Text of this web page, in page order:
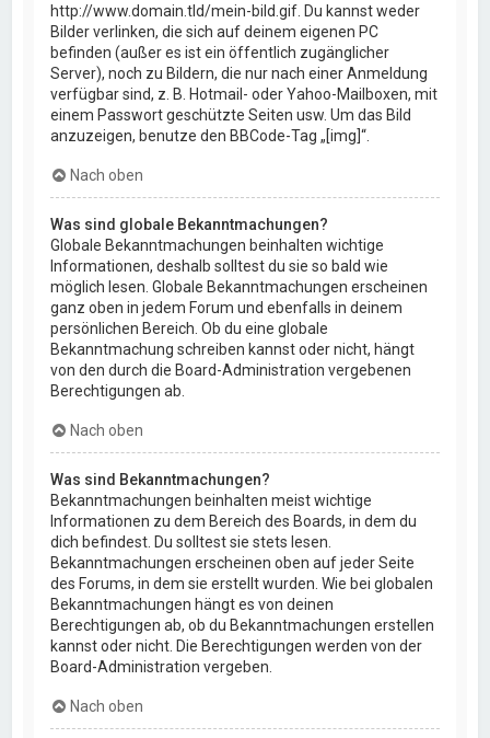
http://www.domain.tld/mein-bild.gif. Du kannst weder
Bilder verlinken, die sich auf deinem eigenen PC
befinden (außer es ist ein öffentlich zugänglicher
Server), noch zu Bildern, die nur nach einer Anmeldung
verfügbar sind, z. B. Hotmail- oder Yahoo-Mailboxen, mit
einem Passwort geschützte Seiten usw. Um das Bild
anzuzeigen, benutze den BBCode-Tag „[img]“.
Nach oben
Was sind globale Bekanntmachungen?
Globale Bekanntmachungen beinhalten wichtige
Informationen, deshalb solltest du sie so bald wie
möglich lesen. Globale Bekanntmachungen erscheinen
ganz oben in jedem Forum und ebenfalls in deinem
persönlichen Bereich. Ob du eine globale
Bekanntmachung schreiben kannst oder nicht, hängt
von den durch die Board-Administration vergebenen
Berechtigungen ab.
Nach oben
Was sind Bekanntmachungen?
Bekanntmachungen beinhalten meist wichtige
Informationen zu dem Bereich des Boards, in dem du
dich befindest. Du solltest sie stets lesen.
Bekanntmachungen erscheinen oben auf jeder Seite
des Forums, in dem sie erstellt wurden. Wie bei globalen
Bekanntmachungen hängt es von deinen
Berechtigungen ab, ob du Bekanntmachungen erstellen
kannst oder nicht. Die Berechtigungen werden von der
Board-Administration vergeben.
Nach oben